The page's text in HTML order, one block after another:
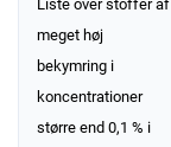
Liste over stoffer af
meget høj
bekymring i
koncentrationer
større end 0,1 % i